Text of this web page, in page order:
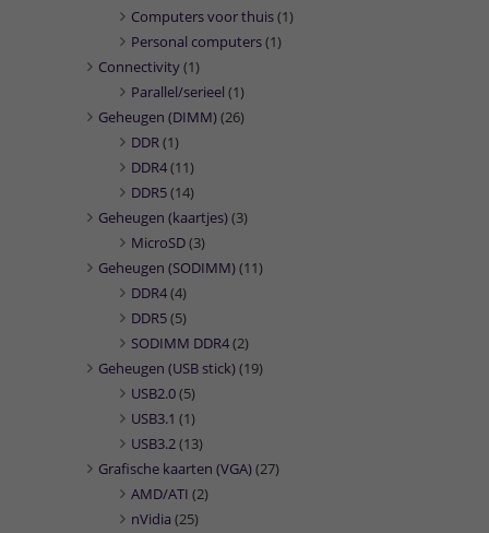
Computers voor thuis(1)
Personal computers(1)
Connectivity(1)
Parallel/serieel (1)
Geheugen (DIMM)(26)
DDR(1)
DDR4(11)
DDR5(14)
Geheugen (kaartjes)(3)
MicroSD(3)
Geheugen (SODIMM)(11)
DDR4(4)
DDR5(5)
SODIMM DDR4(2)
Geheugen (USB stick)(19)
USB2.0(5)
USB3.1 (1)
USB3.2(13)
Grafische kaarten (VGA)(27)
AMD/ATI (2)
nVidia (25)